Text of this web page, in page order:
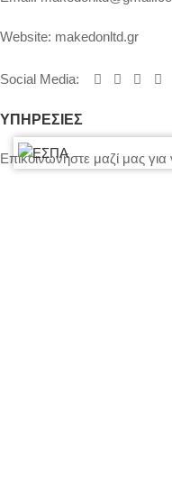
Website: makedonltd.gr
Social Media:
ΥΠΗΡΕΣΙΕΣ
Επικοινωνήστε μαζί μας